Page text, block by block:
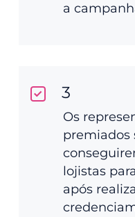
a
3
Os
premiados
lojistas
após